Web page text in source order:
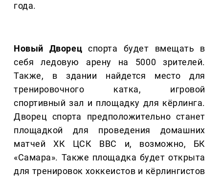
года.
Новый Дворецспорта будет вмещать в
себя ледовую арену на 5000 зрителей.
Также, в здании найдется место для
тренировочного катка, игровой
спортивный зал и площадку для кёрлинга.
Дворец спорта предположительно станет
площадкой для проведения домашних
матчей ХК ЦСК ВВС и, возможно, БК
«Самара». Также площадка будет открыта
для тренировок хоккеистов и кёрлингистов